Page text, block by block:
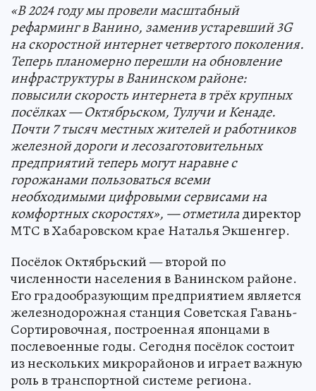
«В 2024 году мы провели масштабный
рефарминг в Ванино, заменив устаревший 3G
на скоростной интернет четвертого поколения.
Теперь планомерно перешли на обновление
инфраструктуры в Ванинском районе:
повысили скорость интернета в трёх крупных
посёлках — Октябрьском, Тулучи и Кенаде.
Почти 7 тысяч местных жителей и работников
железной дороги и лесозаготовительных
предприятий теперь могут наравне с
горожанами пользоваться всеми
необходимыми цифровыми сервисами на
комфортных скоростях», — отметиладиректор
МТС в Хабаровском крае Наталья Экшенгер.
Посёлок Октябрьский — второй по
численности населения в Ванинском районе.
Его градообразующим предприятием является
железнодорожная станция Советская Гавань-
Сортировочная, построенная японцами в
послевоенные годы. Сегодня посёлок состоит
из нескольких микрорайонов и играет важную
роль в транспортной системе региона.